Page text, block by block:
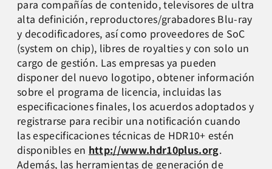
para compañías de contenido, televisores de ultra
alta definición, reproductores/grabadores Blu-ray
y decodificadores, así como proveedores de SoC
(system on chip), libres de royalties y con solo un
cargo de gestión. Las empresas ya pueden
disponer del nuevo logotipo, obtener información
sobre el programa de licencia, incluidas las
especificaciones finales, los acuerdos adoptados y
registrarse para recibir una notificación cuando
las especificaciones técnicas de HDR10+ estén
disponibles en http://www.hdr10plus.org.
Además, las herramientas de generación de